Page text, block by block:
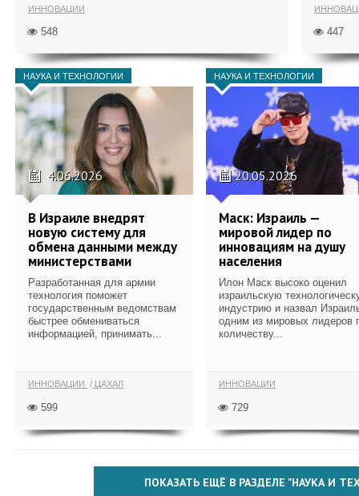
ИННОВАЦИИ
548 447
НАУКА И ТЕХНОЛОГИИ
4.06.2026
В Израиле внедрят
новую систему для
обмена данными между
министерствами
Разработанная для армии
технология поможет
государственным ведомствам
быстрее обмениваться
информацией, принимать...
ИННОВАЦИИ ЦАХАЛ
599
НАУКА И ТЕХНОЛОГИИ
20.05.2026
Маск: Израиль —
мировой лидер по
инновациям на душу
населения
Илон Маск высоко оценил
израильскую
индустрию и назвал
одним из мировых лидеров
количеству...
ИННОВАЦИИ
729
ПОКАЗАТЬ ЕЩЁ В РАЗДЕЛЕ "НАУКА И